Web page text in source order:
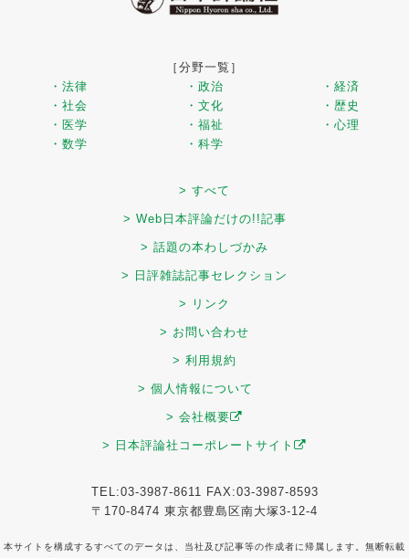
［分野一覧］
・法律
・政治
・経済
・社会
・文化
・歴史
・医学
・福祉
・心理
・数学
・科学
> すべて
> Web日本評論だけの!!記事
> 話題の本わしづかみ
> 日評雑誌記事セレクション
> リンク
> お問い合わせ
> 利用規約
> 個人情報について
> 会社概要
> 日本評論社コーポレートサイト
TEL:03-3987-8611 FAX:03-3987-8593
〒170-8474 東京都豊島区南大塚3-12-4
本サイトを構成するすべてのデータは、当社及び記事等の作成者に帰属します。無断転載